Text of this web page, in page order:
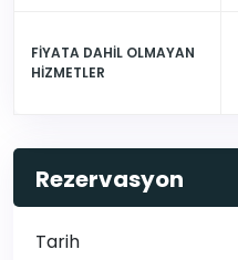
FİYATA DAHİL OLMAYAN
HİZMETLER
Rezervasyon
Tarih